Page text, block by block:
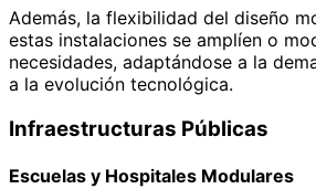
Además, la flexibilidad del diseño
estas instalaciones se amplíen o
necesidades, adaptándose a la
a la evolución tecnológica.
Infraestructuras Públicas
Escuelas y Hospitales Modulares